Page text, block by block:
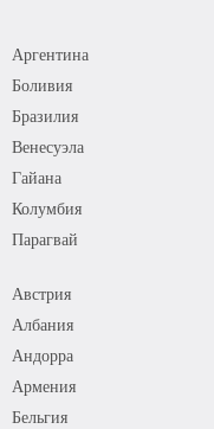
Аргентина
Боливия
Бразилия
Венесуэла
Гайана
Колумбия
Парагвай
Австрия
Албания
Андорра
Армения
Бельгия